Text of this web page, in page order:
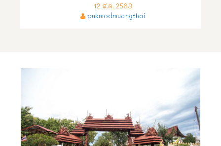
12 ส.ค. 2563
pukmodmuangthai